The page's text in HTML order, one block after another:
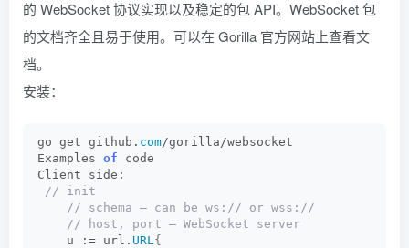
的 WebSocket 协议实现以及稳定的包 API。WebSocket 包
的文档齐全且易于使用。可以在 Gorilla 官方网站上查看文
档。
安装：
go get github. com/gorilla/websocket
Examples of code
Client side:
// init
// schema – can be ws:// or wss://
// host, port – WebSocket server
    u := url.
URL {